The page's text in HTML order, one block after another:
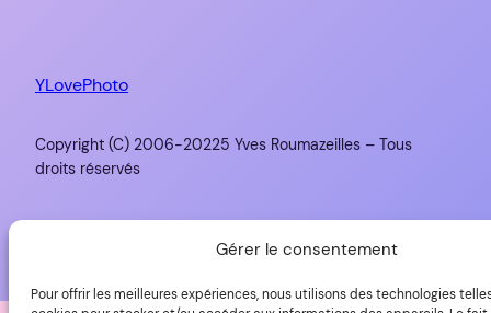
Gérer le consentement
Pour offrir les meilleures expériences, nous utilisons des technologies
YLovePhoto
Copyright (C) 2006-20225 Yves Roumazeilles – Tous
droits réservés
Fièrement propulsé parWordPress